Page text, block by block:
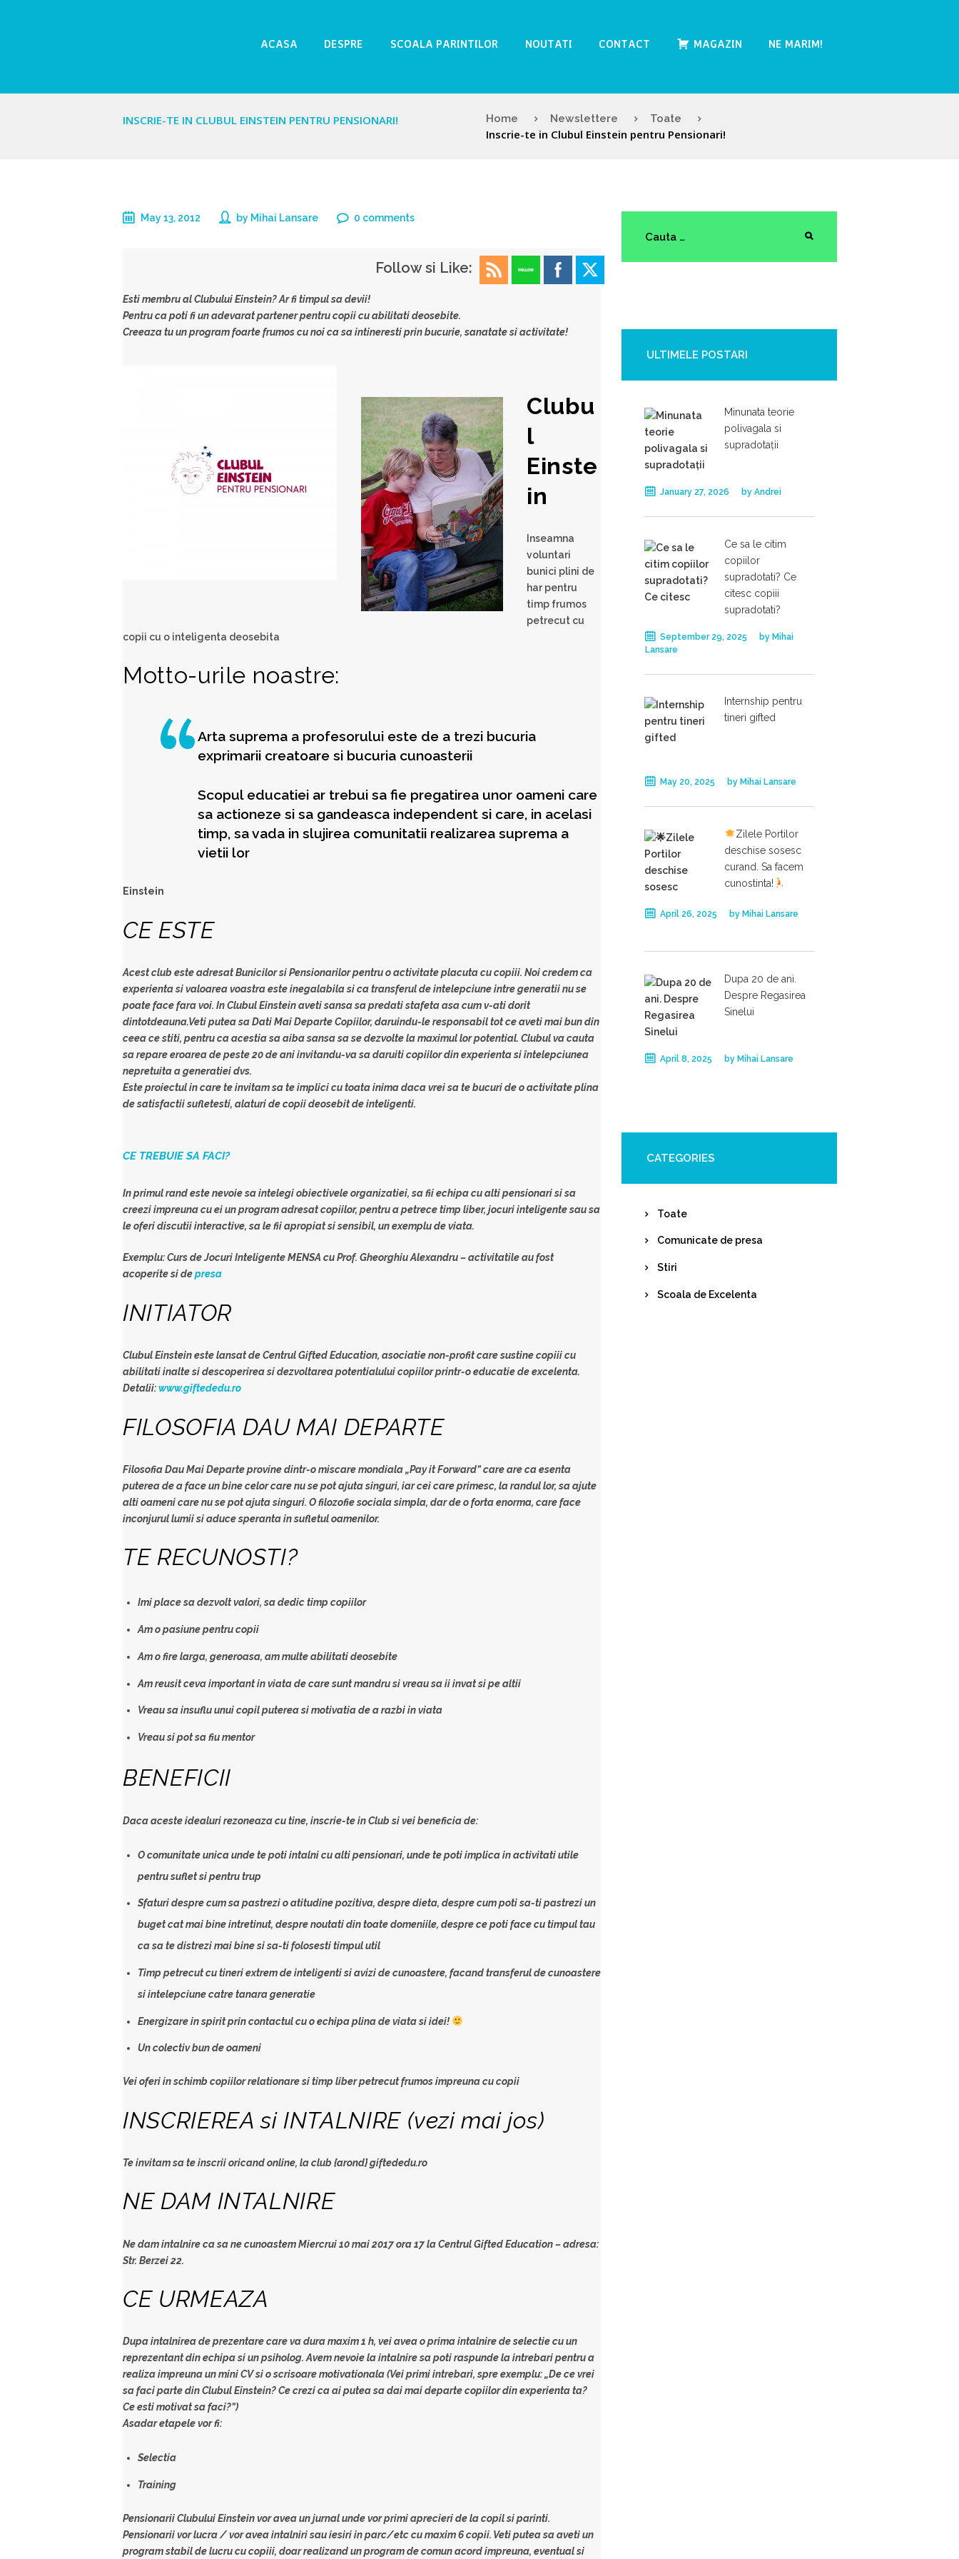
ACASA DESPRE SCOALA PARINTILOR NOUTATI CONTACT MAGAZIN NE MARIM!
INSCRIE-TE IN CLUBUL EINSTEIN PENTRU PENSIONARI! Home Newslettere Toate
Inscrie-te in Clubul Einstein pentru Pensionari!
May 13, 2012 by Mihai Lansare 0 comments
Follow si Like:
Esti membru al Clubului Einstein? Ar fi timpul sa devii!
Pentru ca poti fi un adevarat partener pentru copii cu abilitati deosebite.
Creeaza tu un program foarte frumos cu noi ca sa intineresti prin bucurie, sanatate si activitate!
Clubu
l
Einste
in
Inseamna
voluntari
bunici plini de
har pentru
timp frumos
petrecut cu
copii cu o inteligenta deosebita
Motto-urile noastre:
Arta suprema a profesorului este de a trezi bucuria
exprimarii creatoare si bucuria cunoasterii
Scopul educatiei ar trebui sa fie pregatirea unor oameni care
sa actioneze si sa gandeasca independent si care, in acelasi
timp, sa vada in slujirea comunitatii realizarea suprema a
vietii lor
Einstein
CE ESTE
Acest club este adresat Bunicilor si Pensionarilor pentru o activitate placuta cu copiii. Noi credem ca
experienta si valoarea voastra este inegalabila si ca transferul de intelepciune intre generatii nu se
poate face fara voi. In Clubul Einstein aveti sansa sa predati stafeta asa cum v-ati dorit
dintotdeauna.Veti putea sa Dati Mai Departe Copiilor, daruindu-le responsabil tot ce aveti mai bun din
ceea ce stiti, pentru ca acestia sa aiba sansa sa se dezvolte la maximul lor potential. Clubul va cauta
sa repare eroarea de peste 20 de ani invitandu-va sa daruiti copiilor din experienta si întelepciunea
nepretuita a generatiei dvs.
Este proiectul in care te invitam sa te implici cu toata inima daca vrei sa te bucuri de o activitate plina
de satisfactii sufletesti, alaturi de copii deosebit de inteligenti.
CE TREBUIE SA FACI?
In primul rand este nevoie sa intelegi obiectivele organizatiei, sa fii echipa cu alti pensionari si sa
creezi impreuna cu ei un program adresat copiilor, pentru a petrece timp liber, jocuri inteligente sau sa
le oferi discutii interactive, sa le fii apropiat si sensibil, un exemplu de viata.
Exemplu: Curs de Jocuri Inteligente MENSA cu Prof. Gheorghiu Alexandru – activitatile au fost
acoperite si depresa
INITIATOR
Clubul Einstein este lansat deCentrul Gifted Education, asociatie non-profit care sustine copiii cu
abilitati inalte si descoperirea si dezvoltarea potentialului copiilor printr-o educatie de excelenta.
Detalii:www.giftededu.ro
FILOSOFIA DAU MAI DEPARTE
Filosofia Dau Mai Departe provine dintr-o miscare mondiala „Pay it Forward” care are ca esenta
puterea de a face un bine celor care nu se pot ajuta singuri, iar cei care primesc, la randul lor, sa ajute
alti oameni care nu se pot ajuta singuri. O filozofie sociala simpla, dar de o forta enorma, care face
inconjurul lumii si aduce speranta in sufletul oamenilor.
TE RECUNOSTI?
Imi place sa dezvolt valori, sa dedic timp copiilor
Am o pasiune pentru copii
Am o fire larga, generoasa, am multe abilitati deosebite
Am reusit ceva important in viata de care sunt mandru si vreau sa ii invat si pe altii
Vreau sa insuflu unui copil puterea si motivatia de a razbi in viata
Vreau si pot sa fiu mentor
BENEFICII
Daca aceste idealuri rezoneaza cu tine, inscrie-te in Club si vei beneficia de:
O comunitate unica unde te poti intalnicu alti pensionari, unde te poti implica in activitati utile
pentru suflet si pentru trup
Sfaturi despre cum sa pastrezi o atitudine pozitiva, despre dieta, despre cum poti sa-ti pastrezi un
buget cat mai bine intretinut, despre noutati din toate domeniile, despre ce poti face cu timpul tau
ca sa te distrezi mai bine si sa-ti folosesti timpul util
Timp petrecut cu tineri extrem de inteligenti si avizi de cunoastere, facand transferul de cunoastere
si intelepciune catre tanara generatie
Energizare in spirit prin contactul cu o echipa plina de viata si idei!
Un colectiv bun de oameni
Vei oferi in schimb copiilor relationare si timp liber petrecut frumos impreuna cu copii
INSCRIEREA si INTALNIRE (vezi mai jos)
Te invitam sa te inscrii oricand online, laclub {arond} giftededu.ro
NE DAM INTALNIRE
Ne dam intalnire ca sa ne cunoastemMiercrui 10 mai 2017 ora 17 la Centrul Gifted Education– adresa:
Str. Berzei 22.
CE URMEAZA
Dupa intalnirea de prezentare care va dura maxim 1 h, vei avea o prima intalnire de selectie cu un
reprezentant din echipa si un psiholog. Avem nevoie la intalnire sa poti raspunde la intrebari pentru a
realiza impreuna un mini CV si o scrisoare motivationala (Vei primi intrebari, spre exemplu: „De ce vrei
sa faci parte din Clubul Einstein? Ce crezi ca ai putea sa dai mai departe copiilor din experienta ta?
Ce esti motivat sa faci?”)
Asadar etapele vor fi:
Selectia
Training
Pensionarii Clubului Einstein vor avea un jurnal unde vor primi aprecieri de la copil si parinti.
Pensionarii vor lucra / vor avea intalniri sau iesiri in parc/etc cu maxim 6 copii. Veti putea sa aveti un
program stabil de lucru cu copiii, doar realizand un program de comun acord impreuna, eventual si
ULTIMELE POSTARI
Minunata teorie
polivagala si
supradotații
January 27, 2026 by Andrei
Ce sa le citim
copiilor
supradotati? Ce
citesc copiii
supradotati?
September 29, 2025 by Mihai
Lansare
Internship pentru
tineri gifted
May 20, 2025 by Mihai Lansare
Zilele Portilor
deschise sosesc
curand. Sa facem
cunostinta!
April 26, 2025 by Mihai Lansare
Dupa 20 de ani.
Despre Regasirea
Sinelui
April 8, 2025 by Mihai Lansare
CATEGORIES
Toate
Comunicate de presa
Stiri
Scoala de Excelenta